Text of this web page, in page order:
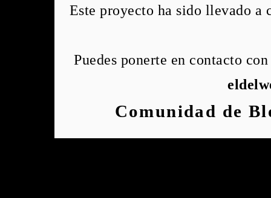
Este proyecto ha sido llevado
Puedes ponerte en contacto
Comunidad de